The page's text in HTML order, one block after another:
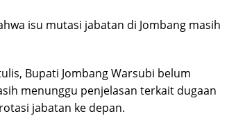
isu mutasi jabatan di Jombang masih
Bupati Jombang Warsubi belum
menunggu penjelasan terkait dugaan
jabatan ke depan.